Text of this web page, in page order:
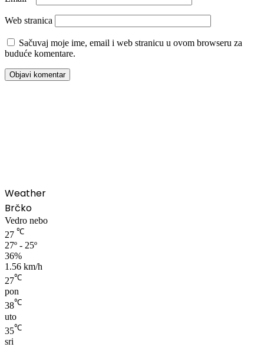
Web stranica
Sačuvaj moje ime, email i web stranicu u ovom browseru za
buduće komentare.
Weather
Brčko
Vedro nebo
27 ℃
27º - 25º
36%
1.56 km/h
27℃
pon
38℃
uto
35℃
sri